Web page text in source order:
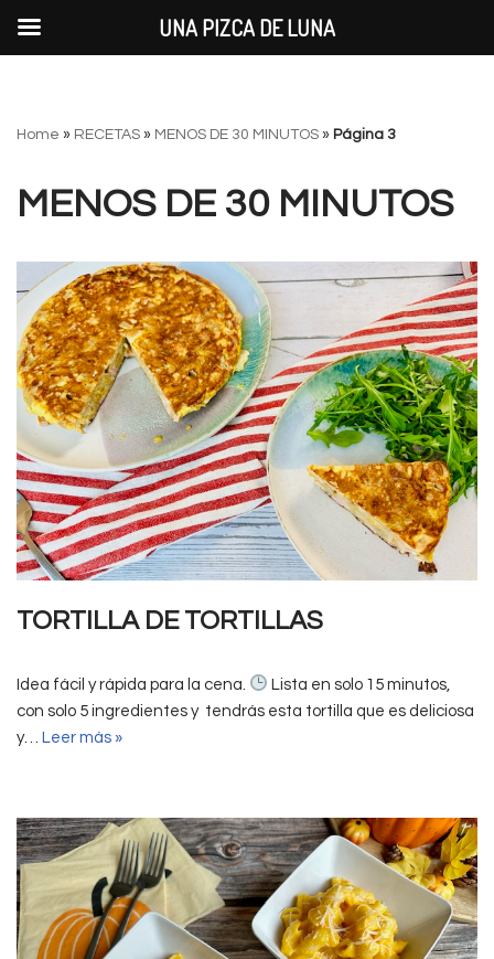
al
Home » RECETAS » MENOS DE 30 MINUTOS » Página 3
MENOS DE 30 MINUTOS
TORTILLA DE TORTILLAS
Idea fácil y rápida para la cena.
Lista en solo 15 minutos,
con solo 5 ingredientes y tendrás esta tortilla que es deliciosa
y… Leer más »
UNA PIZCA DE LUNA